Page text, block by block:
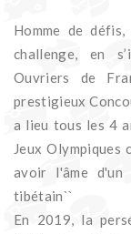
Homme de
challenge, en
Ouvriers de
prestigieux
a lieu tous les 4
Jeux
avoir l'âme
tibétain``
En 2019, la